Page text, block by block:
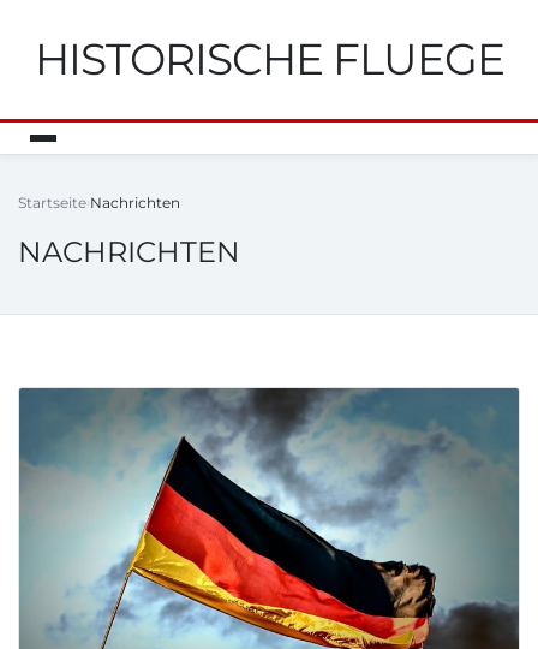
HISTORISCHE FLUEGE
Startseite Nachrichten
NACHRICHTEN